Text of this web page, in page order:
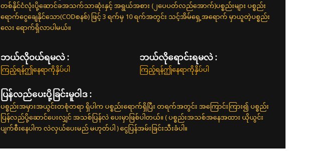
တစ်နိုင်ငံလုံးပို့ဆောင်ခအသက်သာဆုံးနှင့် အရွယ်အစား (၂ပေပတ်လည်အောက်)ပစ္စည်းများ ပစ္စည်း
ရောက်ငွေချေနိုင်သော(CODစနစ်) ဖြင့် 3 ရက်မှ 10 ရက်အတွင်း သင့်အိမ်ရှေ့အရောက် မှာယူတဲ့ပစ္စည်း
လေး ရောက်ရှိလာပါမယ်။
ဘယ်လို၀ယ်ရမလဲ :
ကြည့်ရန်ဤနေရာကိုနှိပ်ပါ
ဘယ်လိုရောင်းရမလဲ :
ကြည့်ရန်ဤနေရာကိုနှိပ်ပါ
ပြန်လည်ပေးပို့ခြင်းမူဝါဒ :
ပစ္စည်းအမှားအယွင်းတစုံတရာ ရှိပါက ပစ္စည်းရောက်ရှိပြီး တရက်အတွင်း အကြောင်းကြား၍ ပစ္စည်း
ပြန်လည်ပို့ဆောင်ပေးလျှင် အသစ်ပြန်လဲ ပေးမှာဖြစ်ပါတယ်။ ( ပစ္စည်းအသစ်အနေအထား ယိုယွင်း
ပျက်စီးနေပါက လဲလှယ်ပေးမည် မဟုတ်ပါ ) ငွေပြန်အမ်းခြင်းသီးခံပါ။